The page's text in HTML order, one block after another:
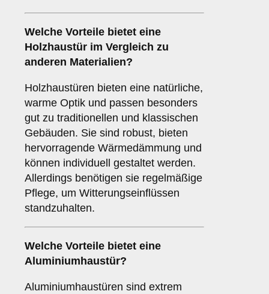
Welche Vorteile bietet eine
Holzhaustür im Vergleich zu
anderen Materialien?
Holzhaustüren bieten eine natürliche,
warme Optik und passen besonders
gut zu traditionellen und klassischen
Gebäuden. Sie sind robust, bieten
hervorragende Wärmedämmung und
können individuell gestaltet werden.
Allerdings benötigen sie regelmäßige
Pflege, um Witterungseinflüssen
standzuhalten.
Welche Vorteile bietet eine
Aluminiumhaustür?
Aluminiumhaustüren sind extrem